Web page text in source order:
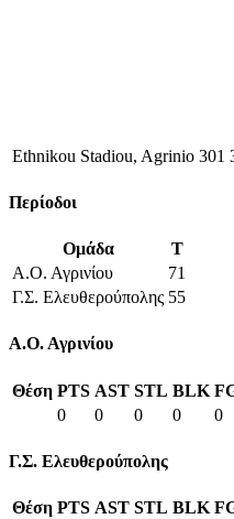
Ethnikou Stadiou, Agrinio 301
Περίοδοι
Ομάδα
T
Α.Ο. Αγρινίου
71
Γ.Σ. Ελευθερούπολης 55
Α.Ο. Αγρινίου
Θέση PTS AST STL BLK
0
0 0 0 0
Γ.Σ. Ελευθερούπολης
Θέση PTS AST STL BLK